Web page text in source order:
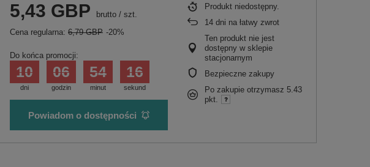
5,43 GBP brutto / szt.
Cena regularna: 6,79 GBP -20%
Do końca promocji:
dni
10
godzin
06
minut
54
sekund
16
Powiadom o dostępności
Produkt niedostępny
14 dni na łatwy zwrot
Ten produkt nie jest
dostępny w sklepie
stacjonarnym
Bezpieczne zakupy
Po zakupie otrzymasz 5.43
pkt.